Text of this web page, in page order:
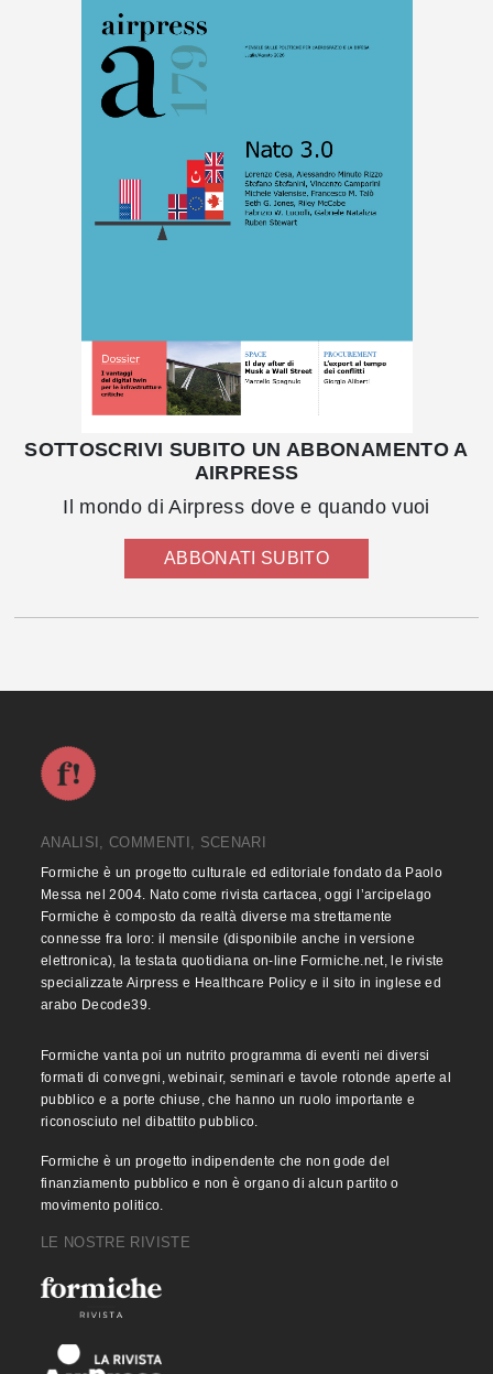
SOTTOSCRIVI SUBITO UN ABBONAMENTO A
AIRPRESS
Il mondo di Airpress dove e quando vuoi
ABBONATI SUBITO
ANALISI, COMMENTI, SCENARI
Formiche è un progetto culturale ed editoriale fondato da Paolo
Messa nel 2004. Nato come rivista cartacea, oggi l’arcipelago
Formiche è composto da realtà diverse ma strettamente
connesse fra loro: il mensile (disponibile anche in versione
elettronica), la testata quotidiana on-line Formiche.net, le riviste
specializzate Airpress e Healthcare Policy e il sito in inglese ed
arabo Decode39.
Formiche vanta poi un nutrito programma di eventi nei diversi
formati di convegni, webinair, seminari e tavole rotonde aperte al
pubblico e a porte chiuse, che hanno un ruolo importante e
riconosciuto nel dibattito pubblico.
Formiche è un progetto indipendente che non gode del
finanziamento pubblico e non è organo di alcun partito o
movimento politico.
LE NOSTRE RIVISTE